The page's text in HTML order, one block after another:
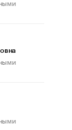
живет глава